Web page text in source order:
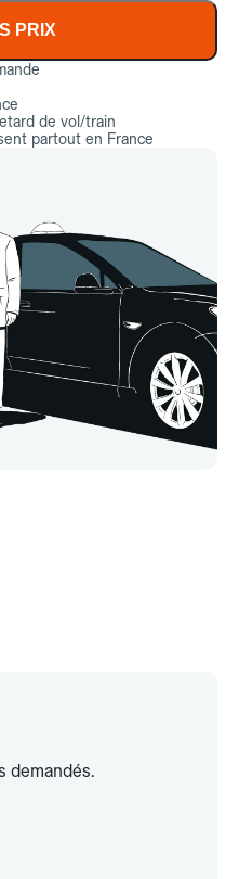
PRIX
de vol/train
partout en France
demandés.